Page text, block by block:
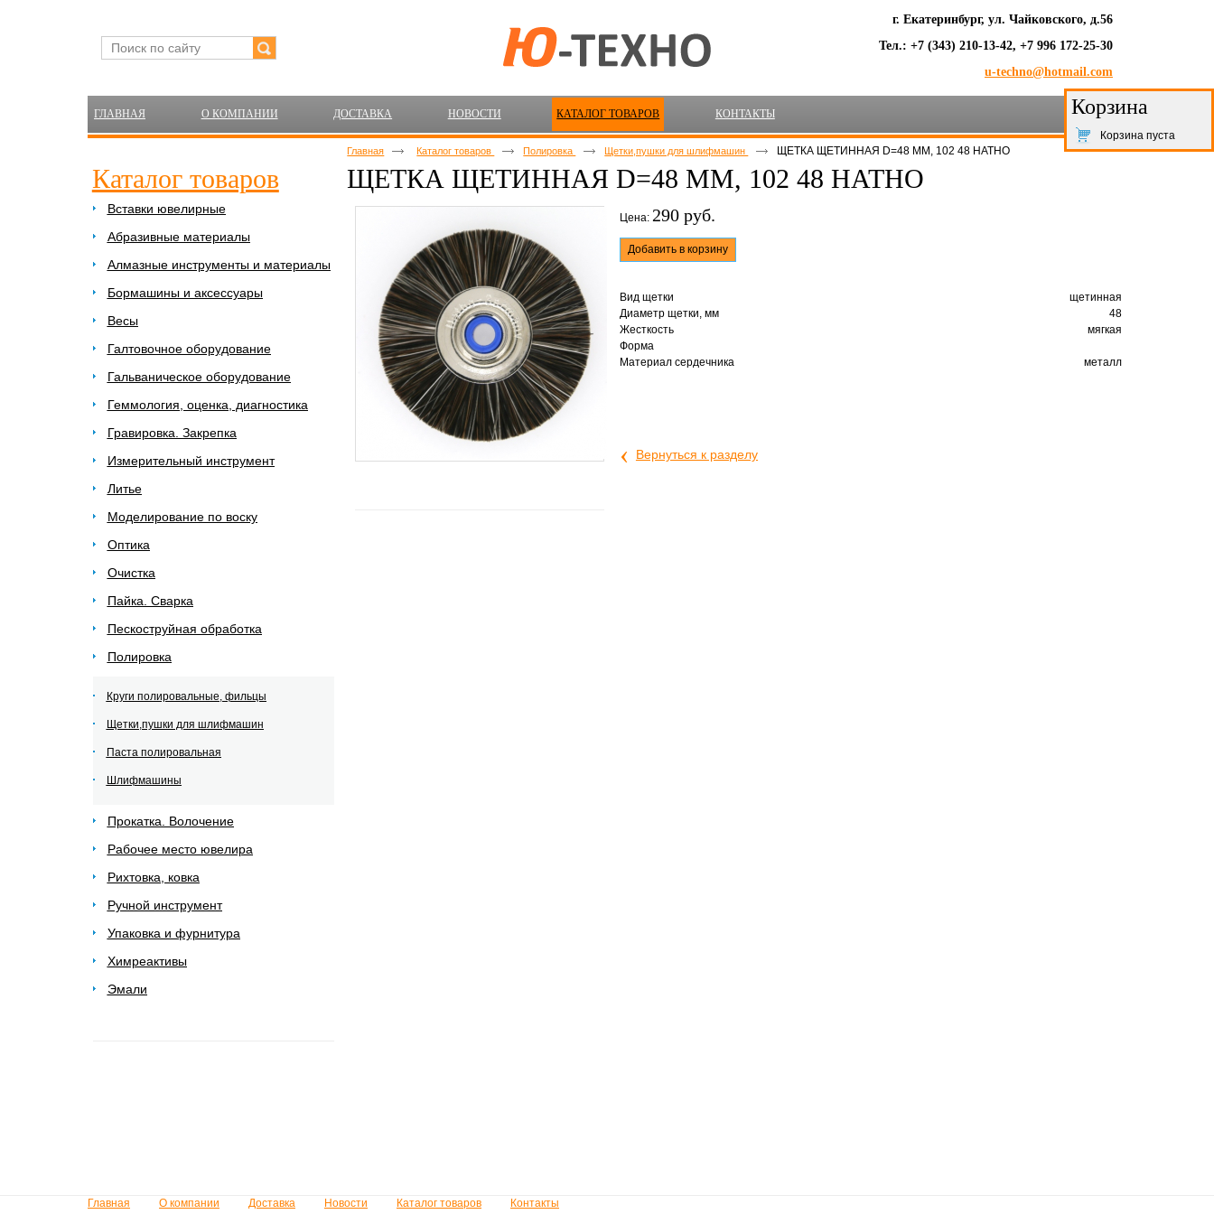
г. Екатеринбург, ул. Чайковского, д.56
Тел.: +7 (343) 210-13-42, +7 996 172-25-30
u-techno@hotmail.com
ГЛАВНАЯ О КОМПАНИИ ДОСТАВКА НОВОСТИ КАТАЛОГ ТОВАРОВ КОНТАКТЫ
Каталог товаров
Вставки ювелирные
Абразивные материалы
Алмазные инструменты и материалы
Бормашины и аксессуары
Весы
Галтовочное оборудование
Гальваническое оборудование
Геммология, оценка, диагностика
Гравировка. Закрепка
Измерительный инструмент
Литье
Моделирование по воску
Оптика
Очистка
Пайка. Сварка
Пескоструйная обработка
Полировка
Круги полировальные, фильцы
Щетки,пушки для шлифмашин
Паста полировальная
Шлифмашины
Прокатка. Волочение
Рабочее место ювелира
Рихтовка, ковка
Ручной инструмент
Упаковка и фурнитура
Химреактивы
Эмали
Корзина
Корзина пуста
Главная Каталог товаров Полировка Щетки,пушки для шлифмашин ЩЕТКА ЩЕТИННАЯ D=48 ММ, 102 48 HATHO
ЩЕТКА ЩЕТИННАЯ D=48 ММ, 102 48 HATHO
Цена: 290 руб.
Добавить в корзину
Вид щетки
щетинная
Диаметр щетки, мм
48
Жесткость
мягкая
Форма
Материал сердечника
металл
‹ Вернуться к разделу
Главная О компании Доставка Новости Каталог товаров Контакты